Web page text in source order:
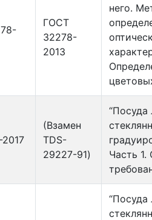
ГОСТ
32278-
2013
него.
2017
(Взамен
TDS-
29227-91)
“Посуда
Часть
“Посуда